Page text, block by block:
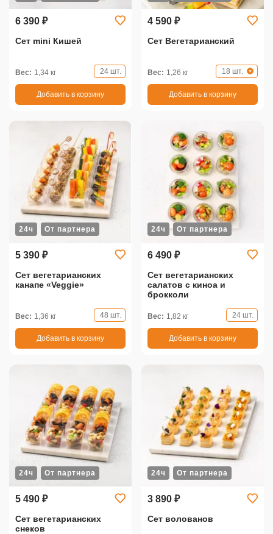
6 390 ₽
Сет mini Кишей
Вес: 1,34 кг 24 шт.
Добавить в корзину
4 590 ₽
Сет Вегетарианский
Вес: 1,26 кг 18 шт.
Добавить в корзину
24ч От партнера
5 390 ₽
Сет вегетарианских
канапе «Veggie»
Вес: 1,36 кг 48 шт.
Добавить в корзину
24ч От партнера
6 490 ₽
Сет вегетарианских
салатов с киноа и
брокколи
Вес: 1,82 кг 24 шт.
Добавить в корзину
24ч От партнера
5 490 ₽
Сет вегетарианских
снеков
24ч От партнера
3 890 ₽
Сет волованов